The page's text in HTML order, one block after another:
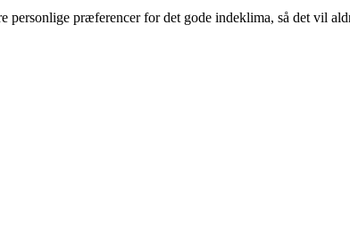
personlige præferencer for det gode indeklima, så det vil